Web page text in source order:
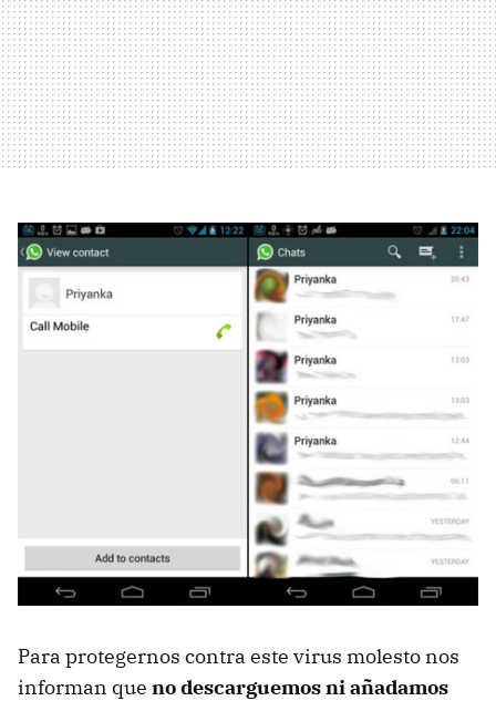
Para protegernos contra este virus molesto nos
informan que no descarguemos ni añadamos